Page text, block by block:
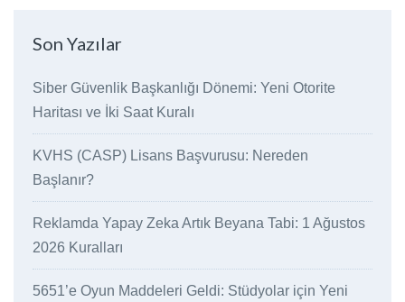
Son Yazılar
Siber Güvenlik Başkanlığı Dönemi: Yeni Otorite
Haritası ve İki Saat Kuralı
KVHS (CASP) Lisans Başvurusu: Nereden
Başlanır?
Reklamda Yapay Zeka Artık Beyana Tabi: 1 Ağustos
2026 Kuralları
5651’e Oyun Maddeleri Geldi: Stüdyolar için Yeni